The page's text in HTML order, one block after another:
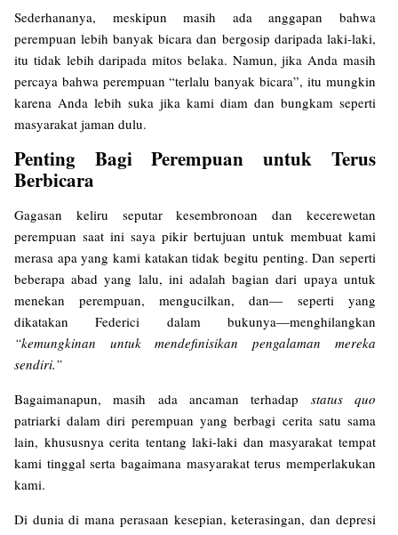
Sederhananya, meskipun masih ada anggapan bahwa
perempuan lebih banyak bicara dan bergosip daripada laki-laki,
itu tidak lebih daripada mitos belaka. Namun, jika Anda masih
percaya bahwa perempuan “terlalu banyak bicara”, itu mungkin
karena Anda lebih suka jika kami diam dan bungkam seperti
masyarakat jaman dulu.
Penting Bagi Perempuan untuk Terus
Berbicara
Gagasan keliru seputar kesembronoan dan kecerewetan
perempuan saat ini saya pikir bertujuan untuk membuat kami
merasa apa yang kami katakan tidak begitu penting. Dan seperti
beberapa abad yang lalu, ini adalah bagian dari upaya untuk
menekan perempuan, mengucilkan, dan— seperti yang
dikatakan Federici dalam bukunya—menghilangkan
“kemungkinan untuk mendefinisikan pengalaman mereka
sendiri.”
Bagaimanapun, masih ada ancaman terhadap status quo
patriarki dalam diri perempuan yang berbagi cerita satu sama
lain, khususnya cerita tentang laki-laki dan masyarakat tempat
kami tinggal serta bagaimana masyarakat terus memperlakukan
kami.
Di dunia di mana perasaan kesepian, keterasingan, dan depresi